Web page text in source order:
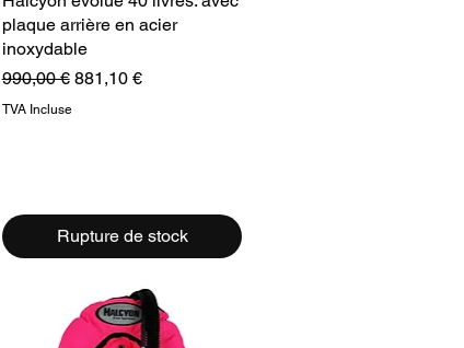
plaque arrière en acier
inoxydable
Prix original
990,00 € Prix promotionnel
881,10 €
TVA Incluse
Rupture de stock